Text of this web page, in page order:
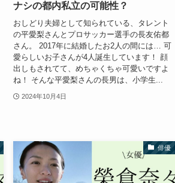
ナシの都内私立の可能性？
おしどり夫婦として知られている、タレント
の平愛梨さんとプロサッカー選手の長友佑都
さん。 2017年に結婚したお2人の間には… 可
愛らしいお子さんが4人誕生しています！ 顔
出しもされてて、めちゃくちゃ可愛いですよ
ね！ そんな平愛梨さんの長男は、小学生...
2024年10月4日
俳優